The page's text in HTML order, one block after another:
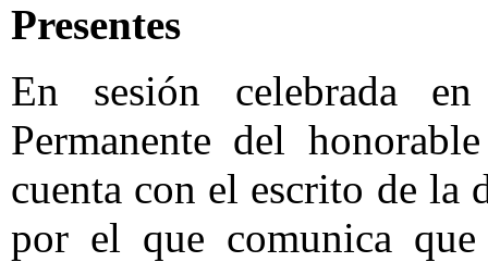
Presentes
En sesión celebrada
Permanente del
cuenta con el escrito de la
por el que comunica